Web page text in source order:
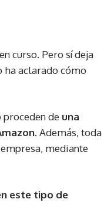
curso. Pero sí deja
ha aclarado cómo
de una
. Además, toda
mediante
este tipo de